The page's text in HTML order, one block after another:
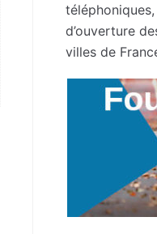
d’ouverture
villes de